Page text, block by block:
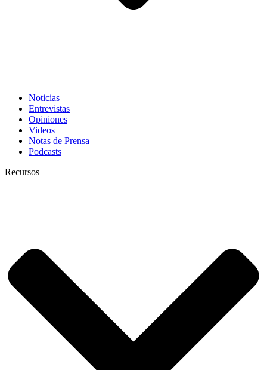
Noticias
Entrevistas
Opiniones
Videos
Notas de Prensa
Podcasts
Recursos